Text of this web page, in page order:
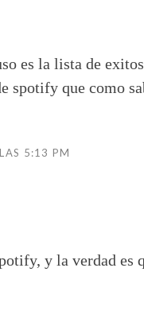
es la lista de
spotify que como
5:13 PM
y la verdad es